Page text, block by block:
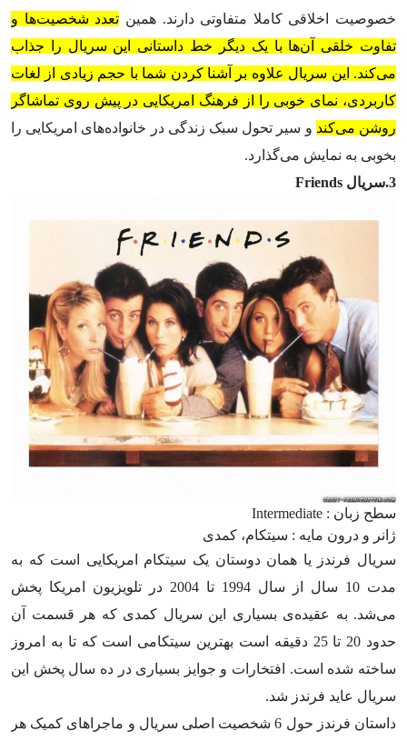
خصوصیت اخلاقی کاملا متفاوتی دارند. همین تعدد شخصیت‌ها و
تفاوت خلقی آن‌ها با یک دیگر خط داستانی این سریال را جذاب
می‌کند. این سریال علاوه بر آشنا کردن شما با حجم زیادی از لغات
کاربردی، نمای خوبی را از فرهنگ امریکایی در پیش روی تماشاگر
روشن می‌کند و سیر تحول سبک زندگی در خانواده‌های امریکایی را
بخوبی به نمایش می‌گذارد.
3.سریال Friends
سطح زبان : Intermediate
ژانر و درون مایه : سیتکام، کمدی
سریال فرندز یا همان دوستان یک سیتکام امریکایی است که به
مدت 10 سال از سال 1994 تا 2004 در تلویزیون امریکا پخش
می‌شد. به عقیده‌ی بسیاری این سریال کمدی که هر قسمت آن
حدود 20 تا 25 دقیقه است بهترین سیتکامی است که تا به امروز
ساخته شده است. افتخارات و جوایز بسیاری در ده سال پخش این
سریال عاید فرندز شد.
داستان فرندز حول 6 شخصیت اصلی سریال و ماجراهای کمیک هر